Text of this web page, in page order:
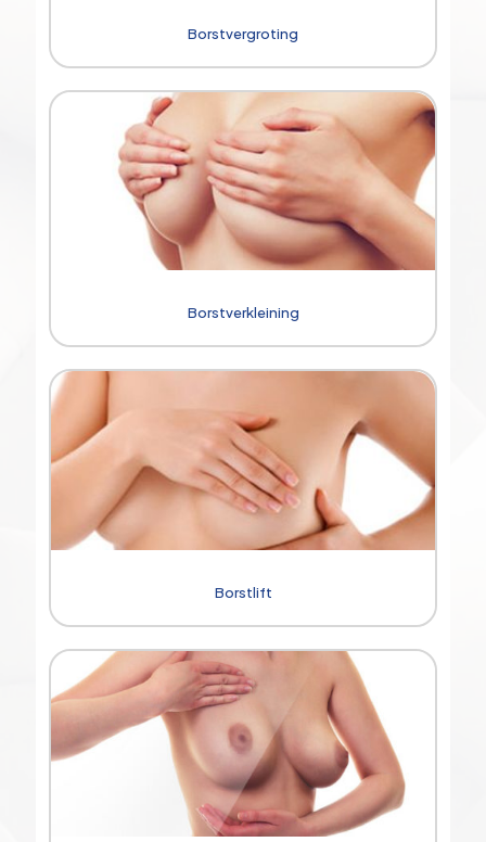
Borstvergroting
Borstverkleining
Borstlift